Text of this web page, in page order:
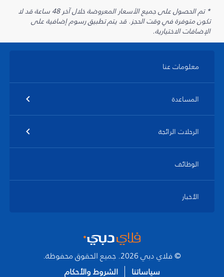
* تم الحصول على جميع الأسعار المعروضة خلال آخر 48 ساعة قد لا
تكون متوفرة في وقت الحجز. قد يتم تطبيق رسوم إضافية على
الإضافات الاختيارية.
معلومات عنا
المساعدة
الرحلات الرائجة
الوظائف
الأخبار
© فلاي دبي 2026. جميع الحقوق محفوظة.
سياساتنا
الشروط والأحكام